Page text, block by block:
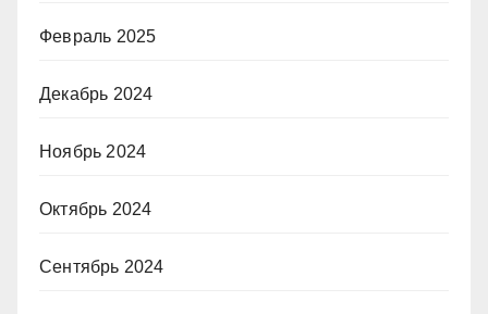
Февраль 2025
Декабрь 2024
Ноябрь 2024
Октябрь 2024
Сентябрь 2024